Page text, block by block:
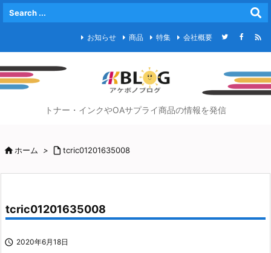
お知らせ 商品 特集 会社概要 
トナー・インクやOAサプライ商品の情報を発信
ホーム >  tcric01201635008
tcric01201635008
 2020年6月18日